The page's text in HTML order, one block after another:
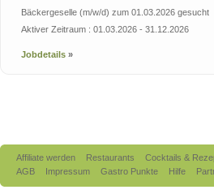
Bäckergeselle (m/w/d) zum 01.03.2026 gesucht
Aktiver Zeitraum : 01.03.2026 - 31.12.2026
Jobdetails »
Affiliate werden Restaurants
Cocktails &
AGB
Impressum Gastro Punkte Hilfe